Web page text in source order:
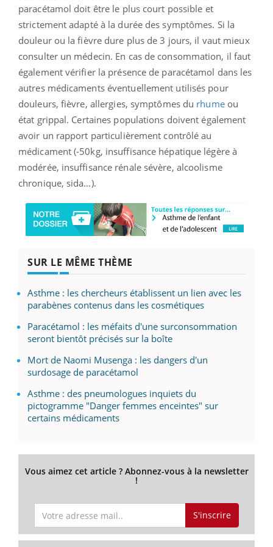
paracétamol doit être le plus court possible et
strictement adapté à la durée des symptômes. Si la
douleur ou la fièvre dure plus de 3 jours, il vaut mieux
consulter un médecin. En cas de consommation, il faut
également vérifier la présence de paracétamol dans les
autres médicaments éventuellement utilisés pour
douleurs, fièvre, allergies, symptômes du rhumeou
état grippal. Certaines populations doivent également
avoir un rapport particulièrement contrôlé au
médicament (-50kg, insuffisance hépatique légère à
modérée, insuffisance rénale sévère, alcoolisme
chronique, sida…).
SUR LE MÊME THÈME
Asthme : les chercheurs établissent un lien avec les
parabènes contenus dans les cosmétiques
Paracétamol : les méfaits d'une surconsommation
seront bientôt précisés sur la boîte
Mort de Naomi Musenga : les dangers d'un
surdosage de paracétamol
Asthme : des pneumologues inquiets du
pictogramme "Danger femmes enceintes" sur
certains médicaments
Vous aimez cet article ? Abonnez-vous à la newsletter
!
S'inscrire